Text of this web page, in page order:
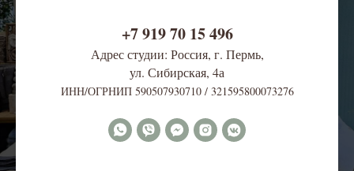
+7 919 70 15 496
Адрес студии: Россия, г. Пермь,
ул. Сибирская, 4а
ИНН/ОГРНИП 590507930710 / 321595800073276